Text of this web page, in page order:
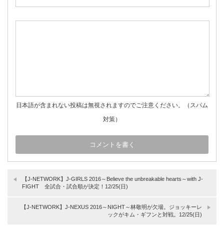
日本語が含まれない投稿は無視されますのでご注意ください。（スパム
対策）
【J-NETWORK】J-GIRLS 2016～Believe the unbreakable hearts～with J-
FIGHT 全試合・試合順が決定！12/25(日)
【J-NETWORK】J-NEXUS 2016～NIGHT～林敬明が欠場。ジョッキーレ
ックがキム・ギフンと対戦。12/25(日)